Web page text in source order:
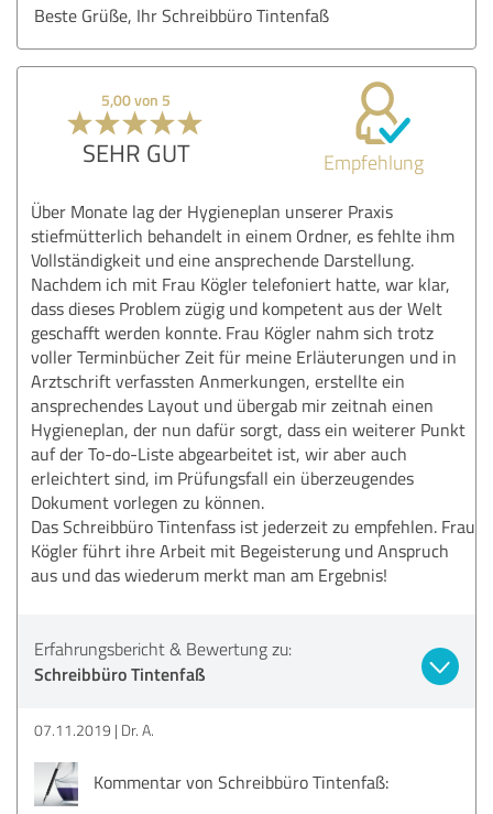
Beste Grüße, Ihr Schreibbüro Tintenfaß
5,00 von 5
SEHR GUT Empfehlung
Über Monate lag der Hygieneplan unserer Praxis
stiefmütterlich behandelt in einem Ordner, es fehlte ihm
Vollständigkeit und eine ansprechende Darstellung.
Nachdem ich mit Frau Kögler telefoniert hatte, war klar,
dass dieses Problem zügig und kompetent aus der Welt
geschafft werden konnte. Frau Kögler nahm sich trotz
voller Terminbücher Zeit für meine Erläuterungen und in
Arztschrift verfassten Anmerkungen, erstellte ein
ansprechendes Layout und übergab mir zeitnah einen
Hygieneplan, der nun dafür sorgt, dass ein weiterer Punkt
auf der To-do-Liste abgearbeitet ist, wir aber auch
erleichtert sind, im Prüfungsfall ein überzeugendes
Dokument vorlegen zu können.
Das Schreibbüro Tintenfass ist jederzeit zu empfehlen. Frau
Kögler führt ihre Arbeit mit Begeisterung und Anspruch
aus und das wiederum merkt man am Ergebnis!
Erfahrungsbericht & Bewertung zu:
Schreibbüro Tintenfaß
07.11.2019 Dr. A.
Kommentar von Schreibbüro Tintenfaß: